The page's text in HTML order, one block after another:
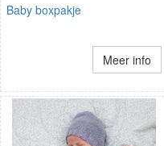
Baby boxpakje
Meer info